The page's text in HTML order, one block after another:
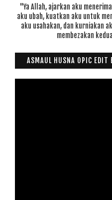
"Ya Allah, ajarkan aku
aku ubah, kuatkan aku untuk
aku usahakan, dan kurniakan
membezakan
ASMAUL HUSNA OPIC EDIT